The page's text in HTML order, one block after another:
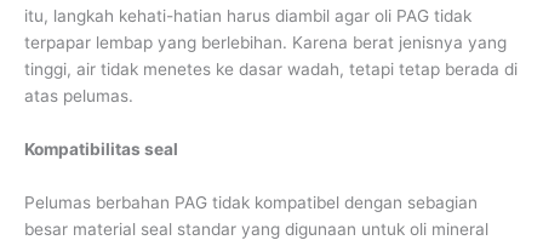
itu, langkah kehati-hatian harus diambil agar oli PAG tidak
terpapar lembap yang berlebihan. Karena berat jenisnya yang
tinggi, air tidak menetes ke dasar wadah, tetapi tetap berada di
atas pelumas.
Kompatibilitas seal
Pelumas berbahan PAG tidak kompatibel dengan sebagian
besar material seal standar yang digunaan untuk oli mineral